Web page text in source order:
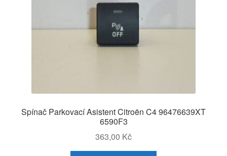
Spínač Parkovací Asistent Citroën C4 96476639XT
6590F3
363,00 Kč